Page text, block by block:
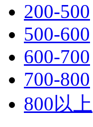
200-500
500-600
600-700
700-800
800以上